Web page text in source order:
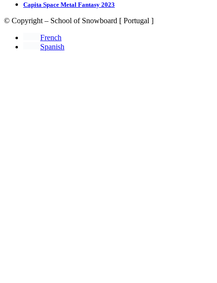
Capita Space Metal Fantasy 2023
© Copyright – School of Snowboard [ Portugal ]
French
Spanish